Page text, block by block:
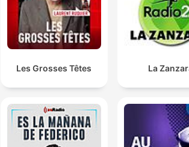
Les Grosses Têtes La